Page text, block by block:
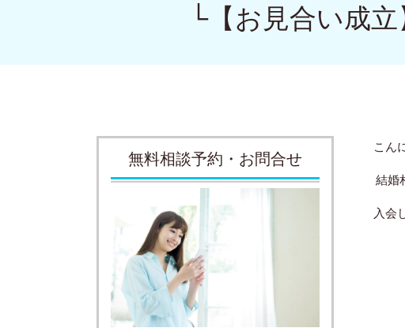
└【お見合い成
こん
結婚
入会
無料相談予約・お問合せ